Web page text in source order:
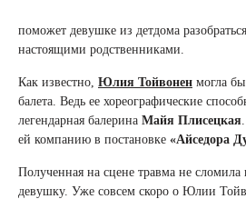
поможет девушке из детдома
настоящими родственниками.
Как известно, Юлия Тойвонен могла
балета. Ведь ее хореографические
легендарная балерина Майя Плисецкая
ей компанию в постановке «Айседора
Полученная на сцене травма не сломила
девушку. Уже совсем скоро о Юлии